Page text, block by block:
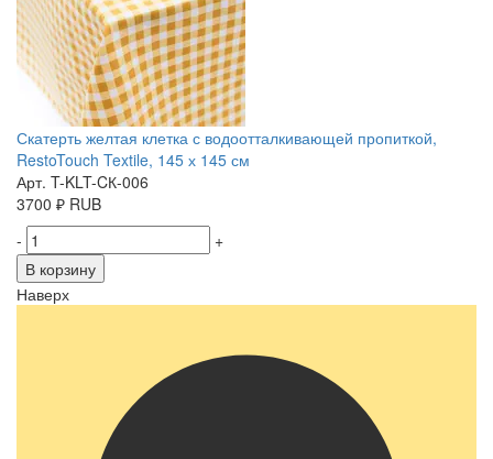
Скатерть желтая клетка с водоотталкивающей пропиткой,
RestoTouch Textile, 145 х 145 см
Арт. T-KLT-CК-006
3700 ₽ RUB
-
+
В корзину
Наверх